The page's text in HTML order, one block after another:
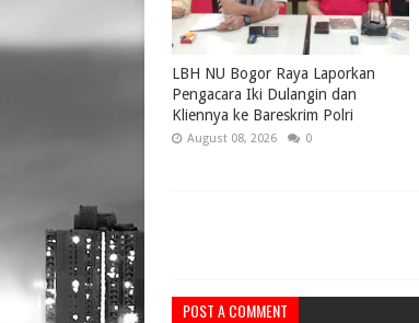
LBH NU Bogor Raya Laporkan
Pengacara Iki Dulangin dan
Kliennya ke Bareskrim Polri
August 08, 2026 0
POST A COMMENT